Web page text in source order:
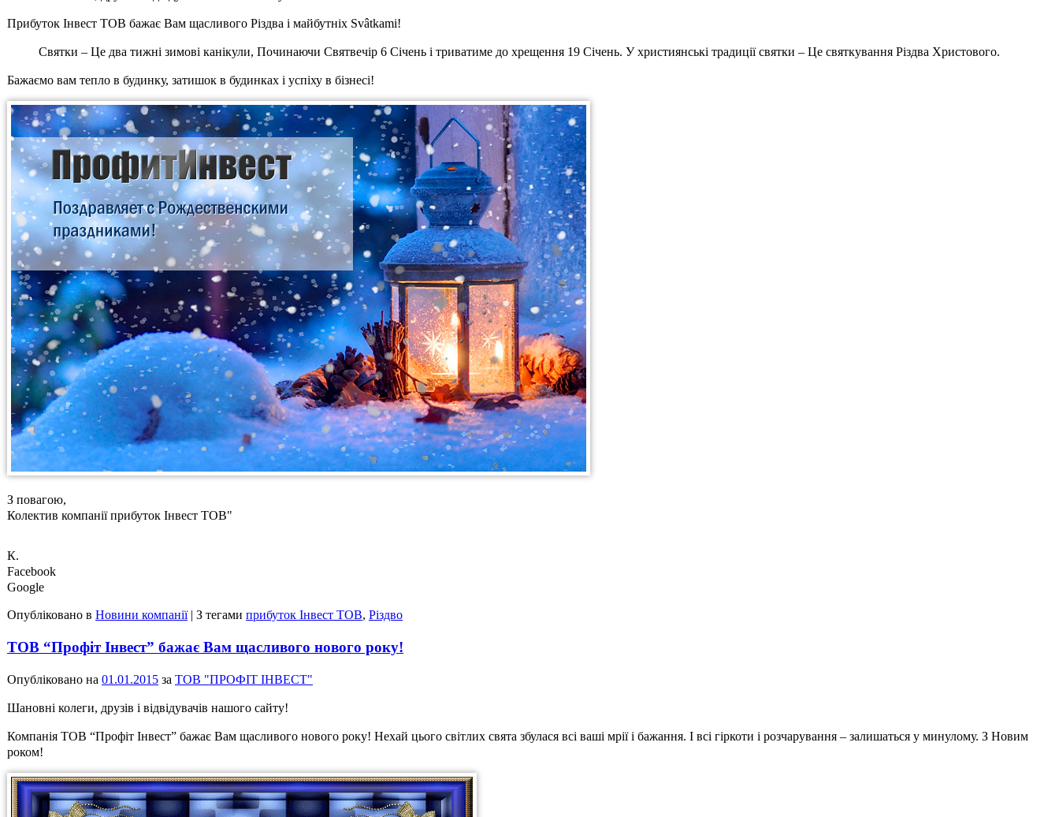
Прибуток Інвест ТОВ бажає Вам щасливого Різдва і майбутніх Svâtkami!
Святки – Це два тижні зимові канікули, Починаючи Святвечір 6 Січень і триватиме до хрещення 19 Січень. У християнські традиції святки – Це святкування Різдва Христового.
Бажаємо вам тепло в будинку, затишок в будинках і успіху в бізнесі!
З повагою,
Колектив компанії прибуток Інвест ТОВ"
К.
Facebook
Google
Опубліковано в Новини компанії| З тегами прибуток Інвест ТОВ, Різдво
ТОВ “Профіт Інвест” бажає Вам щасливого нового року!
Опубліковано на 01.01.2015 за ТОВ "ПРОФІТ ІНВЕСТ"
Шановні колеги, друзів і відвідувачів нашого сайту!
Компанія ТОВ “Профіт Інвест” бажає Вам щасливого нового року! Нехай цього світлих свята збулася всі ваші мрії і бажання. І всі гіркоти і розчарування – залишаться у минулому. З Новим
роком!